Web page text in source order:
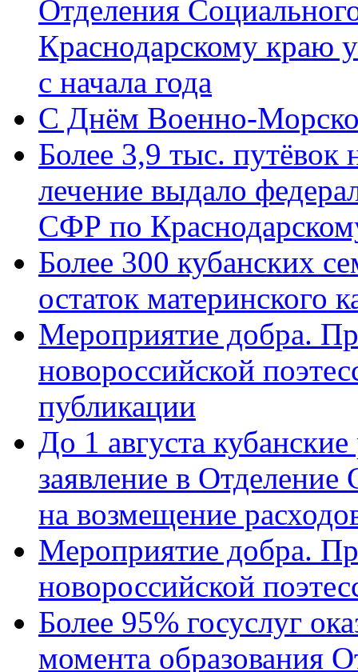
Отделения
Краснодарскому краю
с начала года
C Днём Военно-
Более 3,9 тыс. путёвок
лечение выдало
СФР по
Более 300 кубанских
остаток материнского
Мероприятие добра.
новороссийской
публикации
До 1 августа
заявление в
на возмещение
Мероприятие добра.
новороссийской
Более 95% госуслуг
момента образования